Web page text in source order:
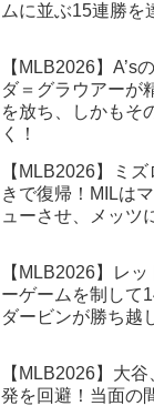
ムに並ぶ15連勝を
【MLB2026】A’s
ダ＝グラウアーが
を放ち、しかもそ
く！
【MLB2026】ミ
きで復帰！MILは
ューさせ、メッツ
【MLB2026】レ
ーゲームを制して
ダービンが勝ち越
【MLB2026】大
発を回避！当面の